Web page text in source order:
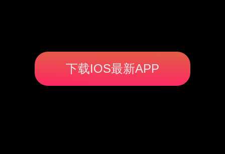
下载IOS最新APP